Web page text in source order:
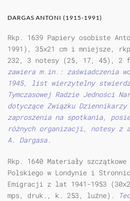
DARGAS ANTONI (1915-1991)
Rkp. 1639 Papiery osobiste
1991), 35x21 cm i mniejsze,
232, 3 notesy (25, 17, 45), 2
zawiera m.in.: zaświadczenia
1945, list wierzytelny
Tymczasowej Radzie Jedności
dotyczące Związku Dziennikarzy
zaproszenia na spotkania,
różnych organizacji, notesy z
A. Dargasa.
Rkp. 1640 Materiały szczątkowe
Polskiego w Londynie i
Emigracji z lat 1941-1953
mps, druk., k. 253, luźne).